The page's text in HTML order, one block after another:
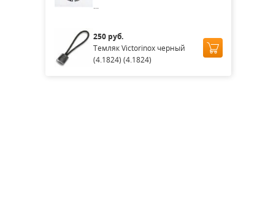
...
250 руб.
Темляк Victorinox черный
(4.1824) (4.1824)